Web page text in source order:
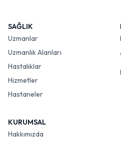
SAĞLIK
Uzmanlar
Uzmanlık Alanları
Hastalıklar
Hizmetler
Hastaneler
KURUMSAL
Hakkımızda